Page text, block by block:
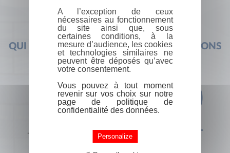
QUI SOMMES-NOUS ?FOIRE AUX QUESTIONS
+33 (0) 1 44 41 29 19 CONTACT
A l’exception de ceux
nécessaires au fonctionnement
du site ainsi que, sous
certaines conditions, à la
mesure d’audience, les cookies
et technologies similaires ne
peuvent être déposés qu’avec
votre consentement.
Vous pouvez à tout moment
revenir sur vos choix sur notre
page de politique de
confidentialité des données.
Personalize